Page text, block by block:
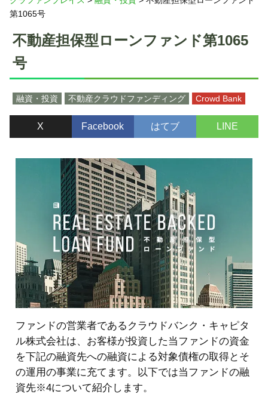
第1065号
不動産担保型ローンファンド第1065
号
融資・投資 不動産クラウドファンディング Crowd Bank
X Facebook はてブ LINE
ファンドの営業者であるクラウドバンク・キャピタ
ル株式会社は、お客様が投資した当ファンドの資金
を下記の融資先への融資による対象債権の取得とそ
の運用の事業に充てます。以下では当ファンドの融
資先※4について紹介します。